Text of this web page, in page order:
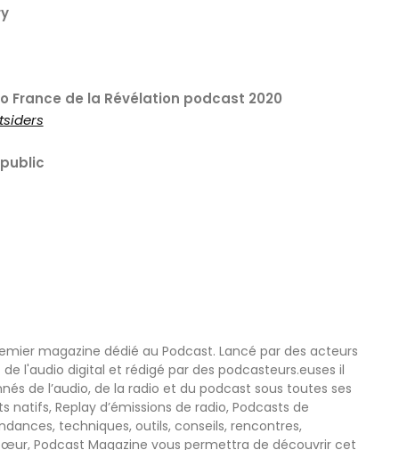
France de la Révélation podcast 2020
magazine dédié au Podcast. Lancé par des acteurs
l'audio digital et rédigé par des podcasteurs.euses il
de l’audio, de la radio et du podcast sous toutes ses
natifs, Replay d’émissions de radio, Podcasts de
techniques, outils, conseils, rencontres,
Podcast Magazine vous permettra de découvrir cet